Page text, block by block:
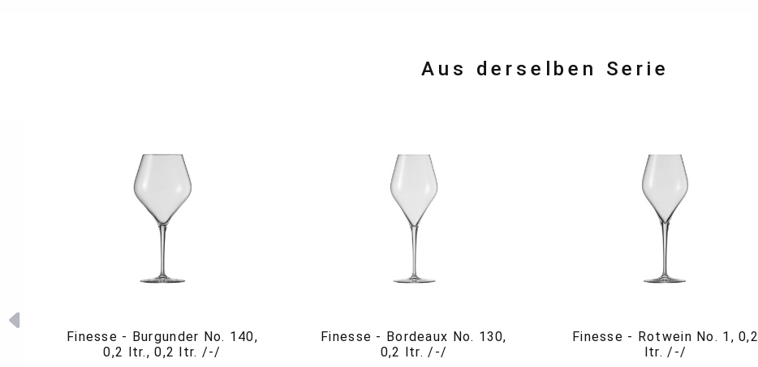
Aus derselben Serie
Finesse - Burgunder No. 140,
0,2 ltr., 0,2 ltr. /-/
Finesse - Bordeaux No. 130,
0,2 ltr. /-/
Finesse - Rotwein No. 1, 0,2
ltr. /-/